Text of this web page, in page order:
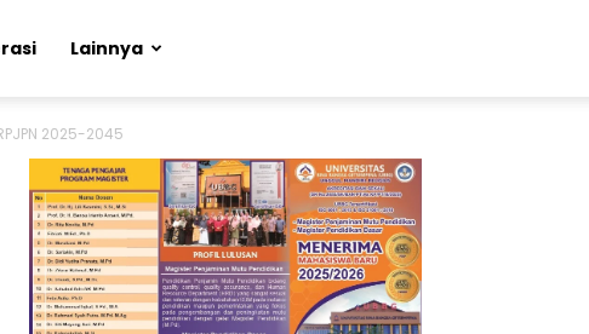
Lainnya
2025-2045